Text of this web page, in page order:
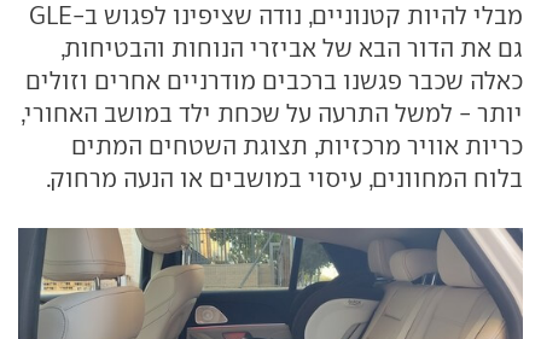
מבלי להיות קטנוניים, נודה שציפינו לפגוש ב-GLE
גם את הדור הבא של אביזרי הנוחות והבטיחות,
כאלה שכבר פגשנו ברכבים מודרניים אחרים וזולים
יותר - למשל התרעה על שכחת ילד במושב האחורי,
כריות אוויר מרכזיות, תצוגת השטחים המתים
בלוח המחוונים, עיסוי במושבים או הנעה מרחוק.